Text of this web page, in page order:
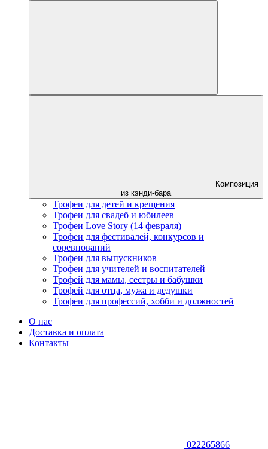
Композиция
из кэнди-бара
Трофеи для детей и крещения
Трофеи для свадеб и юбилеев
Трофеи Love Story (14 февраля)
Трофеи для фестивалей, конкурсов и
соревнований
Трофеи для выпускников
Трофеи для учителей и воспитателей
Трофей для мамы, сестры и бабушки
Трофей для отца, мужа и дедушки
Трофеи для профессий, хобби и должностей
О нас
Доставка и оплата
Контакты
022265866